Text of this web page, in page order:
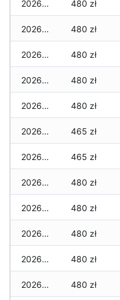
2026-05-13 480 zł
2026-05-12 480 zł
2026-05-09 480 zł
2026-05-08 480 zł
2026-05-07 480 zł
2026-05-06 465 zł
2026-05-05 465 zł
2026-05-04 480 zł
2026-05-03 480 zł
2026-05-02 480 zł
2026-05-01 480 zł
2026-04-30 480 zł